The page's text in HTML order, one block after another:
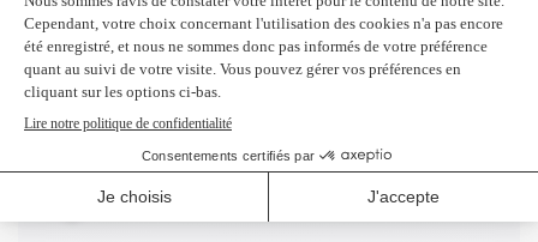
Livraison gratuite sur tout achat de
100$ CAD et plus avant taxes.
Profitez d'un rabais à l'achat de 2
produits identiques et plus.